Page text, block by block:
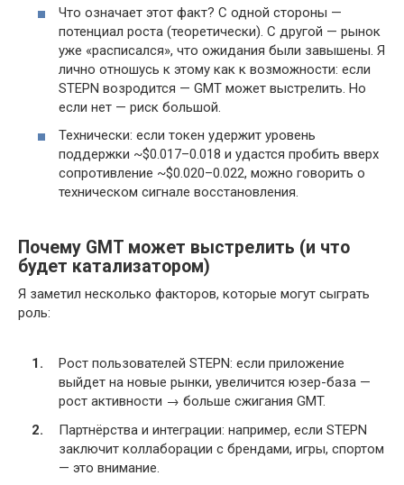
Что означает этот факт? С одной стороны —
потенциал роста (теоретически). С другой — рынок
уже «расписался», что ожидания были завышены. Я
лично отношусь к этому как к возможности: если
STEPN возродится — GMT может выстрелить. Но
если нет — риск большой.
Технически: если токен удержит уровень
поддержки ~$0.017–0.018 и удастся пробить вверх
сопротивление ~$0.020–0.022, можно говорить о
техническом сигнале восстановления.
Почему GMT может выстрелить (и что
будет катализатором)
Я заметил несколько факторов, которые могут сыграть
роль:
Рост пользователей STEPN: если приложение
выйдет на новые рынки, увеличится юзер-база —
рост активности → больше сжигания GMT.
Партнёрства и интеграции: например, если STEPN
заключит коллаборации с брендами, игры, спортом
— это внимание.